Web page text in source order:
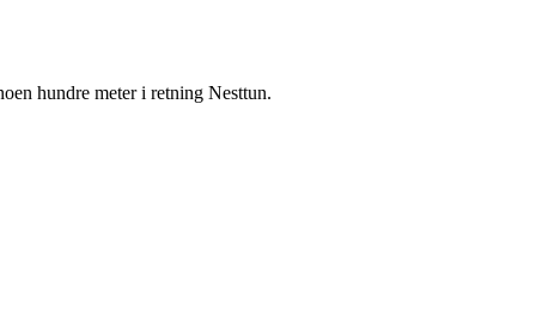
hundre meter i retning Nesttun.